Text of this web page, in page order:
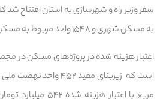
به مسکن شهری و ۱۵۴۸ واحد مربوط به مسکن روستایی است.